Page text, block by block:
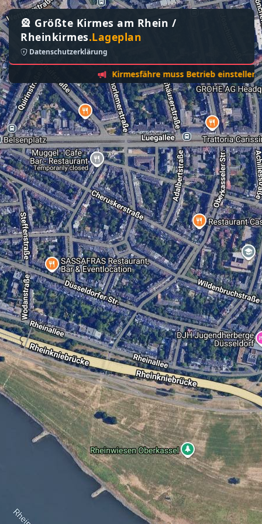
🎡 Größte Kirmes am Rhein /
Rheinkirmes.Lageplan
Datenschutzerklärung
Kirmesfähre muss Betrieb einstellen -